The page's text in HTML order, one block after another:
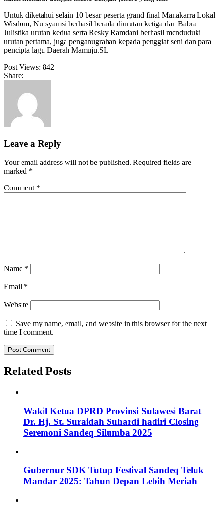
Untuk diketahui selain 10 besar peserta grand final Manakarra Lokal
Wisdom, Nursyamsi berhasil berada diurutan ketiga dan Babra
Julistika urutan kedua serta Resky Ramdani berhasil menduduki
urutan pertama, juga penganugrahan kepada penggiat seni dan para
pencipta lagu Daerah Mamuju.SL
Post Views: 842
Share:
Leave a Reply
Your email address will not be published. Required fields are
marked *
Comment *
Name *
Email *
Website
Save my name, email, and website in this browser for the next
time I comment.
Related Posts
Wakil Ketua DPRD Provinsi Sulawesi Barat
Dr. Hj. St. Suraidah Suhardi hadiri Closing
Seremoni Sandeq Silumba 2025
Gubernur SDK Tutup Festival Sandeq Teluk
Mandar 2025: Tahun Depan Lebih Meriah